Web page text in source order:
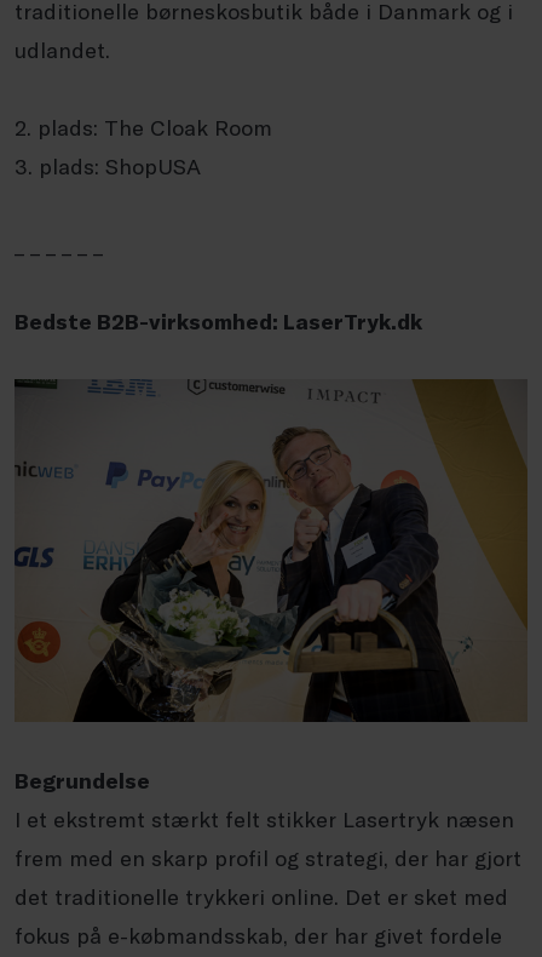
traditionelle børneskosbutik både i Danmark og i
udlandet.
2. plads: The Cloak Room
3. plads: ShopUSA
Bedste B2B-virksomhed: LaserTryk.dk
Begrundelse
I et ekstremt stærkt felt stikker Lasertryk næsen
frem med en skarp profil og strategi, der har gjort
det traditionelle trykkeri online. Det er sket med
fokus på e-købmandsskab, der har givet fordele